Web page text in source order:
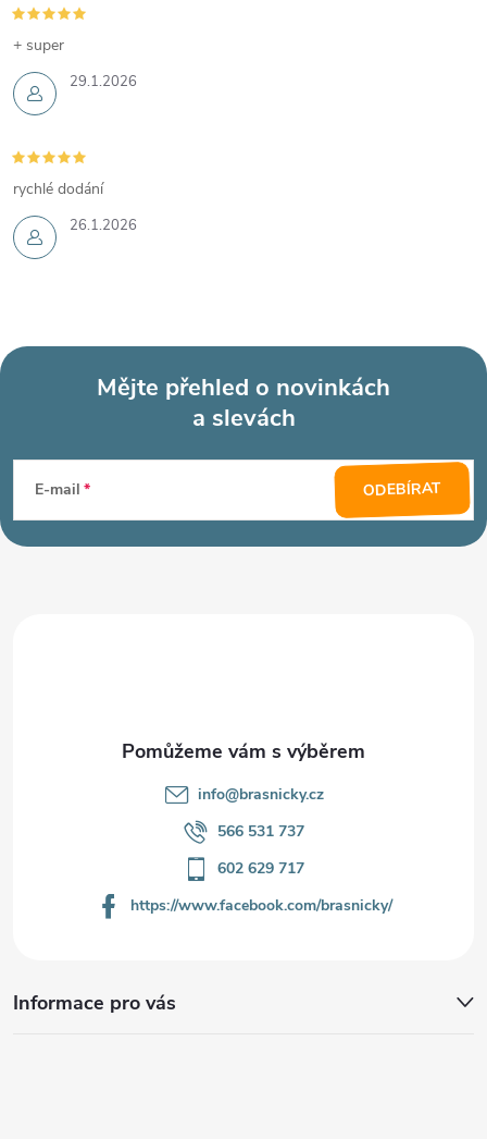
29.1.2026
+ super
26.1.2026
rychlé dodání
p
Mějte přehled o novinkách
a slevách
E-mail ODEBÍRAT
info@brasnicky.cz
566 531 737
602 629 717
https://www.facebook.com/brasnicky/
Informace pro vás